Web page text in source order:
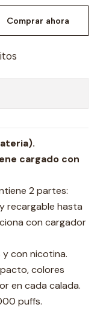
Comprar ahora
cargado con
2 partes:
recargable hasta
con cargador
con nicotina.
colores
en cada calada.
puffs.